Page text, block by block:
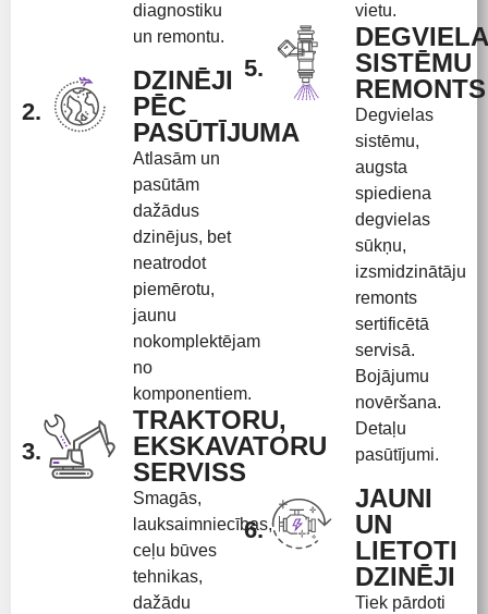
diagnostiku
un remontu.
2.
DZINĒJI
PĒC
PASŪTĪJUMA
Atlasām un
pasūtām
dažādus
dzinējus, bet
neatrodot
piemērotu,
jaunu
nokomplektējam
no
komponentiem.
3.
TRAKTORU,
EKSKAVATORU
SERVISS
Smagās,
lauksaimniecības,
ceļu būves
tehnikas,
dažādu
vietu.
5.
SISTĒMU
REMONTS
Degvielas
sistēmu,
augsta
spiediena
degvielas
sūkņu,
izsmidzinātāju
remonts
sertificētā
servisā.
Bojājumu
novēršana.
Detaļu
pasūtījumi.
6.
JAUNI
UN
LIETOTI
DZINĒJI
Tiek pārdoti